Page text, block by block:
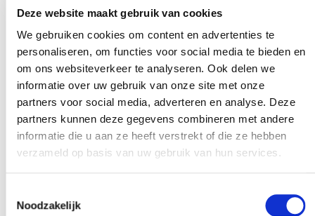
Deze website maakt gebruik van cookies
We gebruiken cookies om content en advertenties te
personaliseren, om functies voor social media te bieden en
om ons websiteverkeer te analyseren. Ook delen we
informatie over uw gebruik van onze site met onze
partners voor social media, adverteren en analyse. Deze
partners kunnen deze gegevens combineren met andere
informatie die u aan ze heeft verstrekt of die ze hebben
verzameld op basis van uw gebruik van hun services.
Noodzakelijk
hogere krachten vereist zijn. Denk bijvoorbeeld aan
persen, pompen, vullen of snijden.